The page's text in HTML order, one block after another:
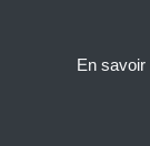
En savoir